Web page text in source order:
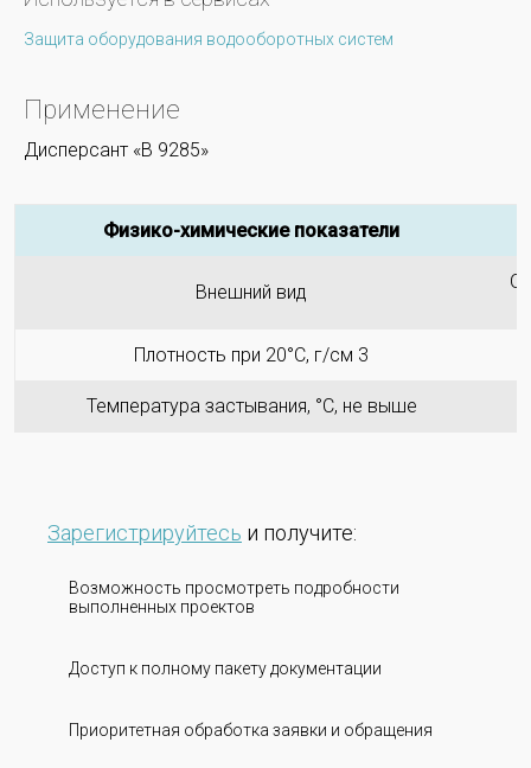
Защита оборудования водооборотных систем
Применение
Дисперсант «В 9285»
Физико-химические показатели
Внешний вид
Плотность при 20°С, г/см 3
Температура застывания, °С, не выше
Зарегистрируйтесь и получите:
Возможность просмотреть подробности
выполненных проектов
Доступ к полному пакету документации
Приоритетная обработка заявки и обращения